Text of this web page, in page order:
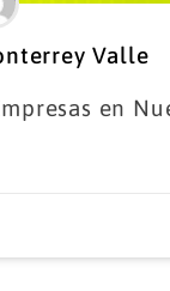
Valle
en